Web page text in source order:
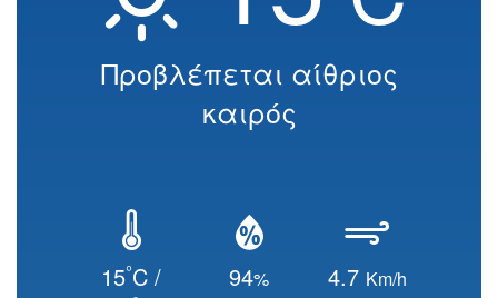
Προβλέπεται αίθριος
καιρός
15°C /
94% 4.7 Km/h